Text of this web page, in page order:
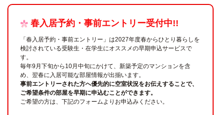
春入居予約・事前エントリー受付中!!
「春入居予約・事前エントリー」は2027年度春からひとり暮らしを
検討されている受験生・在学生にオススメの早期申込サービスで
す。
毎年9月下旬から10月中旬にかけて、新築予定のマンションを含
め、翌春に入居可能な部屋情報が出揃います。
事前エントリーされた方へ優先的に空室状況をお伝えすることで、
ご希望条件の部屋を早期に申込むことができます。
ご希望の方は、下記のフォームよりお申込みください。